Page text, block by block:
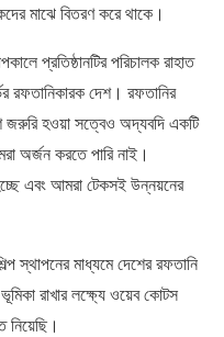
মাঝে বিতরণ করে থাকে।
প্রতিষ্ঠানটির পরিচালক রাহাত
রফতানিকারক দেশ। রফতানির
জরুরি হওয়া সত্বেও অদ্যবদি একটি
অর্জন করতে পারি নাই।
এবং আমরা টেকসই উন্নয়নের
স্থাপনের মাধ্যমে দেশের রফতানি
রাখার লক্ষ্যে ওয়েব কোটস
নিয়েছি।